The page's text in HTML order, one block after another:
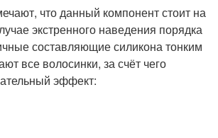
что данный компонент стоит на
экстренного наведения порядка
составляющие силикона тонким
все волосинки, за счёт чего
эффект: